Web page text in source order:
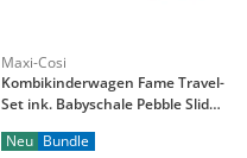
Maxi-Cosi
Kombikinderwagen Fame Travel-
Set ink. Babyschale Pebble Slide
Slide Pro
Neu Bundle